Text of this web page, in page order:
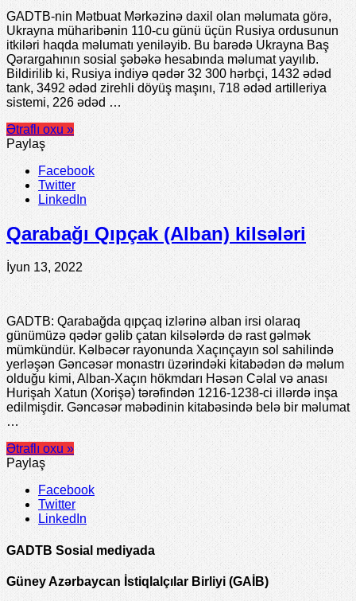
GADTB-nin Mətbuat Mərkəzinə daxil olan məlumata görə,
Ukrayna müharibənin 110-cu günü üçün Rusiya ordusunun
itkiləri haqda məlumatı yeniləyib. Bu barədə Ukrayna Baş
Qərargahının sosial şəbəkə hesabında məlumat yayılıb.
Bildirilib ki, Rusiya indiyə qədər 32 300 hərbçi, 1432 ədəd
tank, 3492 ədəd zirehli döyüş maşını, 718 ədəd artilleriya
sistemi, 226 ədəd …
Ətraflı oxu »
Paylaş
Facebook
Twitter
LinkedIn
Qarabağı Qıpçak (Alban) kilsələri
İyun 13, 2022
GADTB: Qarabağda qıpçaq izlərinə alban irsi olaraq
günümüzə qədər gəlib çatan kilsələrdə də rast gəlmək
mümkündür. Kəlbəcər rayonunda Xaçınçayın sol sahilində
yerləşən Gəncəsər monastrı üzərindəki kitabədən də məlum
olduğu kimi, Alban-Xaçın hökmdarı Həsən Cəlal və anası
Hurişah Xatun (Xorişə) tərəfindən 1216-1238-ci illərdə inşa
edilmişdir. Gəncəsər məbədinin kitabəsində belə bir məlumat
…
Ətraflı oxu »
Paylaş
Facebook
Twitter
LinkedIn
GADTB Sosial mediyada
Güney Azərbaycan İstiqlalçılar Birliyi (GAİB)